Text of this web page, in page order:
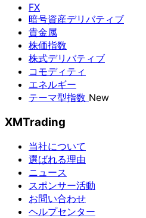
FX
暗号資産デリバティブ
貴金属
株価指数
株式デリバティブ
コモディティ
エネルギー
テーマ型指数 New
XMTrading
当社について
選ばれる理由
ニュース
スポンサー活動
お問い合わせ
ヘルプセンター